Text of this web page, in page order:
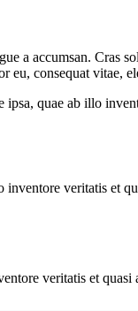
a accumsan. Cras
eu, consequat vitae,
quae ab illo
veritatis et
veritatis et